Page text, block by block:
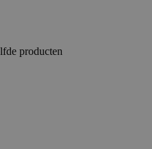
producten